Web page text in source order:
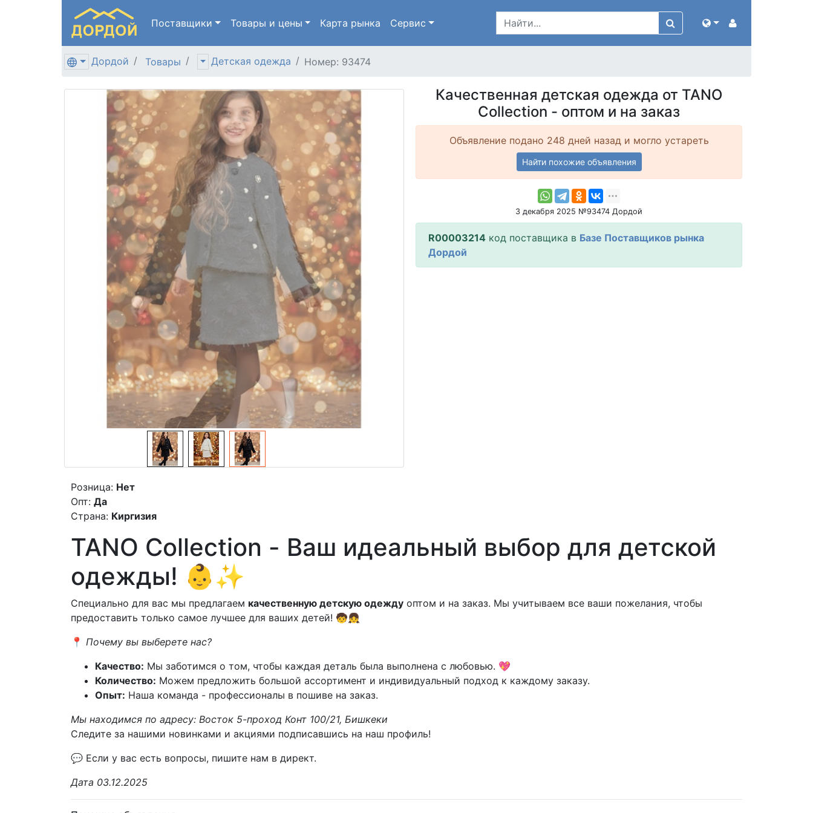
Поставщики Товары и цены Карта рынка Сервис
Дордой Товары Детская одежда Номер: 93474
Качественная детская одежда от TANO
Collection - оптом и на заказ
Объявление подано 248 дней назад и могло устареть
Найти похожие объявления
3 декабря 2025 №93474 Дордой
R00003214 код поставщика в Базе Поставщиков рынка
Дордой
Розница: Нет
Опт: Да
Страна: Киргизия
TANO Collection - Ваш идеальный выбор для детской
одежды! 👶✨
Специально для вас мы предлагаем качественную детскую одежду оптом и на заказ. Мы учитываем все ваши пожелания, чтобы
предоставить только самое лучшее для ваших детей! 🧒👧
📍 Почему вы выберете нас?
Качество: Мы заботимся о том, чтобы каждая деталь была выполнена с любовью. 💖
Количество: Можем предложить большой ассортимент и индивидуальный подход к каждому заказу.
Опыт: Наша команда - профессионалы в пошиве на заказ.
Мы находимся по адресу: Восток 5-проход Конт 100/21, Бишкеки
Следите за нашими новинками и акциями подписавшись на наш профиль!
💬 Если у вас есть вопросы, пишите нам в директ.
Дата 03.12.2025